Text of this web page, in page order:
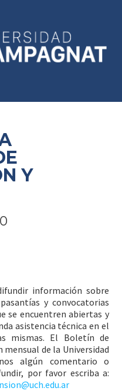
Y
información sobre
y convocatorias
se encuentren abiertas y
asistencia técnica en el
mismas. El Boletín de
de la Universidad
algún comentario o
por favor escriba a: